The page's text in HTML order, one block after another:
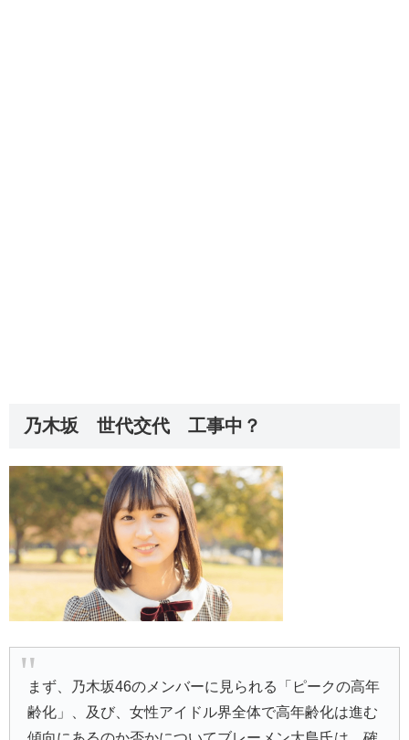
乃木坂 世代交代 工事中？
まず、乃木坂46のメンバーに見られる「ピークの高年
齢化」、及び、女性アイドル界全体で高年齢化は進む